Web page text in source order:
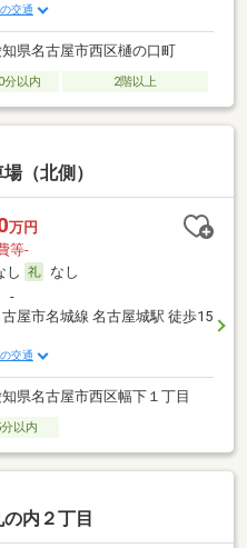
交通
県名古屋市西区樋の口町
分以内 2階以上
（北側）
万円
等-
し
なし
屋市名城線 名古屋城駅 徒歩15
交通
県名古屋市西区幅下１丁目
以内
内２丁目